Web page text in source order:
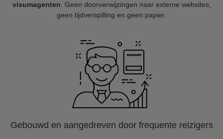
visumagenten . Geen doorverwijzingen naar externe websites,
geen tijdverspilling en geen papier.
Gebouwd en aangedreven door frequente reizigers